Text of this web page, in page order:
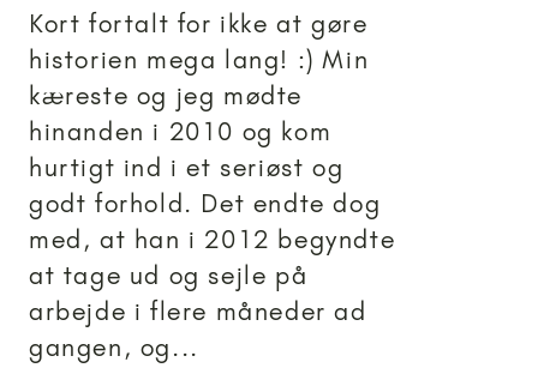
Kort fortalt for ikke at gøre
historien mega lang! :) Min
kæreste og jeg mødte
hinanden i 2010 og kom
hurtigt ind i et seriøst og
godt forhold. Det endte dog
med, at han i 2012 begyndte
at tage ud og sejle på
arbejde i flere måneder ad
gangen, og...